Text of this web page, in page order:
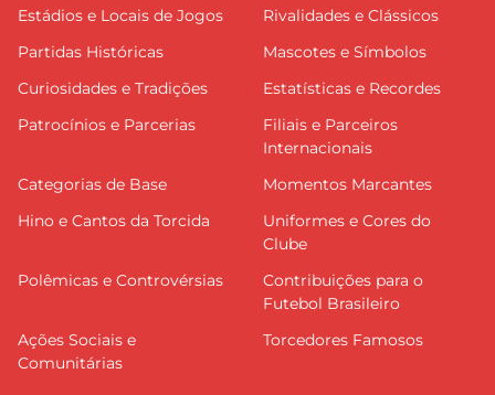
Estádios e Locais de Jogos
Rivalidades e Clássicos
Partidas Históricas
Mascotes e Símbolos
Curiosidades e Tradições
Estatísticas e Recordes
Patrocínios e Parcerias
Filiais e Parceiros
Internacionais
Categorias de Base
Momentos Marcantes
Hino e Cantos da Torcida
Uniformes e Cores do
Clube
Polêmicas e Controvérsias
Contribuições para o
Futebol Brasileiro
Ações Sociais e
Comunitárias
Torcedores Famosos